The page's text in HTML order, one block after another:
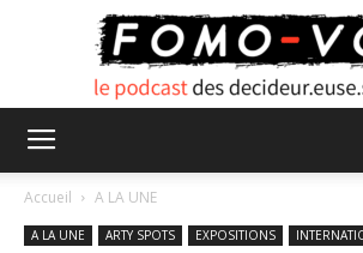
Accueil A LA UNE
A LA UNE ARTY SPOTS EXPOSITIONS